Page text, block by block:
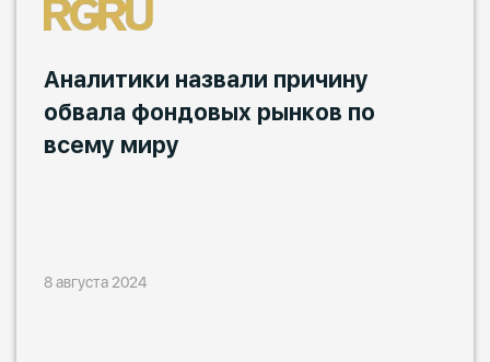
Аналитики назвали причину
обвала фондовых рынков по
всему миру
8 августа 2024